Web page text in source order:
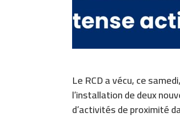
Le RCD a vécu, ce
l’installation de deux
d’activités de proximité